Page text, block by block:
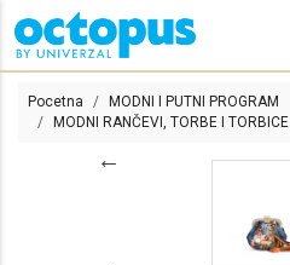
Pocetna
MODNI I PUTNI PROGRAM
MODNI RANČEVI, TORBE I TORBICE